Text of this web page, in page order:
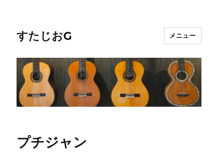
すたじおG メニュー
プチジャン